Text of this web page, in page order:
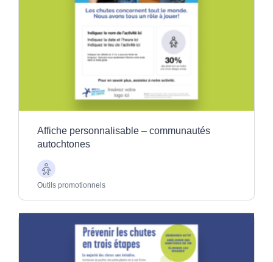
Affiche personnalisable – communautés
autochtones
Aînés
Outils promotionnels